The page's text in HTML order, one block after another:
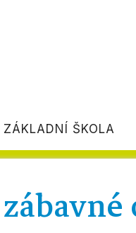
ZÁKLADNÍ ŠKOLA